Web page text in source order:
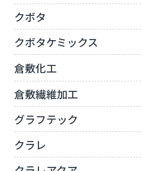
クボタ
クボタケミックス
倉敷化工
倉敷繊維加工
グラフテック
クラレ